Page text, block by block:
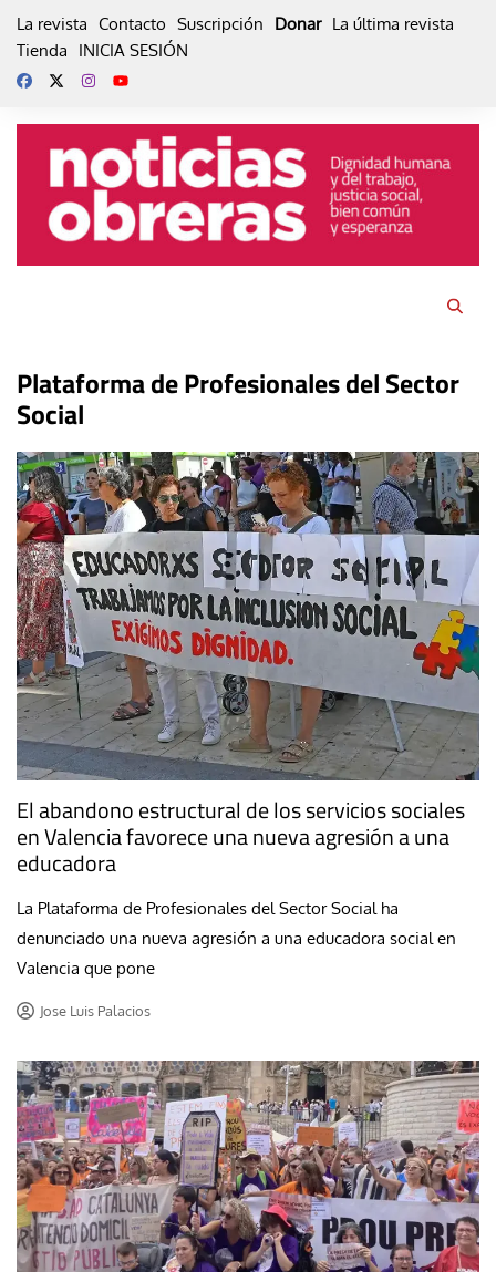
La revista Contacto Suscripción Donar La última revista
Tienda
INICIA SESIÓN
Plataforma de Profesionales del Sector
Social
El abandono estructural de los servicios sociales
en Valencia favorece una nueva agresión a una
educadora
La Plataforma de Profesionales del Sector Social ha
denunciado una nueva agresión a una educadora social en
Valencia que pone
Jose Luis Palacios